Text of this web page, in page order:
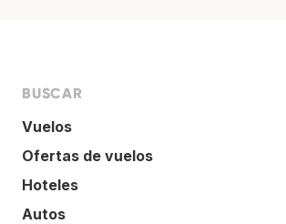
BUSCAR
Vuelos
Ofertas de vuelos
Hoteles
Autos